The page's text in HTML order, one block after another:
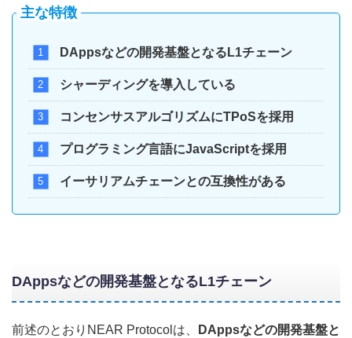
主な特徴
DAppsなどの開発基盤となるL1チェーン
シャーディングを導入している
コンセンサスアルゴリズムにTPoSを採用
プログラミング言語にJavaScriptを採用
イーサリアムチェーンとの互換性がある
DAppsなどの開発基盤となるL1チェーン
前述のとおりNEAR Protocolは、
DAppsなどの開発基盤と